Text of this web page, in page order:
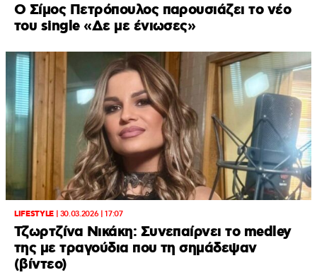
Ο Σίμος Πετρόπουλος παρουσιάζει το νέο
του single «Δε με ένιωσες»
LIFESTYLE| 30.03.2026 | 17:07
Τζωρτζίνα Νικάκη: Συνεπαίρνει το medley
της με τραγούδια που τη σημάδεψαν
(βίντεο)